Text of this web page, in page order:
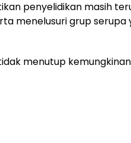
penyelidikan masih
menelusuri grup
menutup